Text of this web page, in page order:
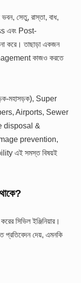
সেতু, রাস্তা, বাধ,
এবং Post-
তাছাড়া একজন
কাজও করতে
মহাসড়ক), Super
Airports, Sewer
disposal &
prevention,
এই সমস্ত বিষয়ই
সিভিল ইঞ্জিনিয়ার।
প্রতিবেদন দেয়, এমনকি